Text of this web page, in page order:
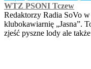
WTZ PSONI Tczew
Redaktorzy Radia SoVo
klubokawiarnię „Jasna”.
zjeść pyszne lody ale